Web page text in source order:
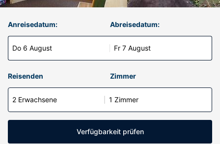
Anreisedatum:
Do 6 August
Abreisedatum:
Fr 7 August
Reisenden Zimmer
2 Erwachsene 1 Zimmer
Verfügbarkeit prüfen